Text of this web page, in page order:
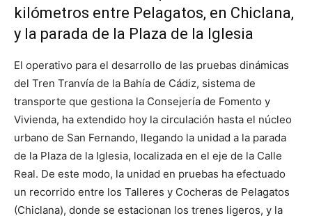
kilómetros entre Pelagatos, en Chiclana,
y la parada de la Plaza de la Iglesia
El operativo para el desarrollo de las pruebas dinámicas
del Tren Tranvía de la Bahía de Cádiz, sistema de
transporte que gestiona la Consejería de Fomento y
Vivienda, ha extendido hoy la circulación hasta el núcleo
urbano de San Fernando, llegando la unidad a la parada
de la Plaza de la Iglesia, localizada en el eje de la Calle
Real. De este modo, la unidad en pruebas ha efectuado
un recorrido entre los Talleres y Cocheras de Pelagatos
(Chiclana), donde se estacionan los trenes ligeros, y la